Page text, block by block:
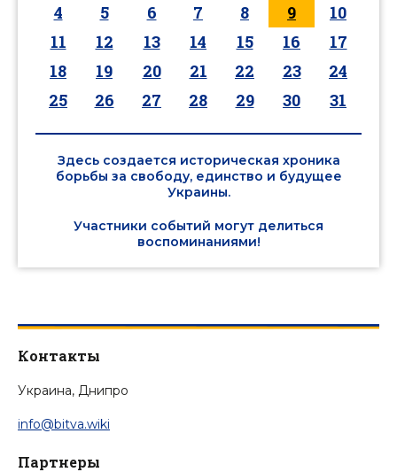
4
5 6 7 8 9
10
11
12 13 14 15 16
17
18
19 20 21 22 23
24
25
26 27 28 29 30 31
Здесь создается историческая хроника
борьбы за свободу, единство и будущее
Украины.
Участники событий могут делиться
воспоминаниями!
Контакты
Украина, Днипро
info@bitva.wiki
Партнеры